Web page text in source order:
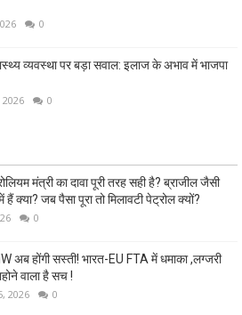
0
व्यवस्था पर बड़ा सवाल: इलाज के अभाव में भाजपा
0
मंत्री का दावा पूरी तरह सही है? ब्राजील जैसी
हैं क्या? जब पैसा पूरा तो मिलावटी पेट्रोल क्यों?
0
अब होंगी सस्ती! भारत-EU FTA में धमाका ,लग्जरी
वाला है सच !
2026 0